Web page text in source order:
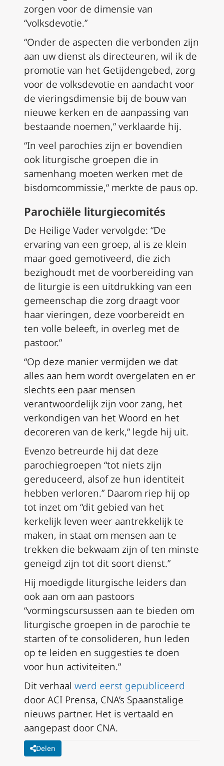
zorgen voor de dimensie van
“volksdevotie.”
“Onder de aspecten die verbonden zijn
aan uw dienst als directeuren, wil ik de
promotie van het Getijdengebed, zorg
voor de volksdevotie en aandacht voor
de vieringsdimensie bij de bouw van
nieuwe kerken en de aanpassing van
bestaande noemen,” verklaarde hij.
“In veel parochies zijn er bovendien
ook liturgische groepen die in
samenhang moeten werken met de
bisdomcommissie,” merkte de paus op.
Parochiële liturgiecomités
De Heilige Vader vervolgde: “De
ervaring van een groep, al is ze klein
maar goed gemotiveerd, die zich
bezighoudt met de voorbereiding van
de liturgie is een uitdrukking van een
gemeenschap die zorg draagt voor
haar vieringen, deze voorbereidt en
ten volle beleeft, in overleg met de
pastoor.”
“Op deze manier vermijden we dat
alles aan hem wordt overgelaten en er
slechts een paar mensen
verantwoordelijk zijn voor zang, het
verkondigen van het Woord en het
decoreren van de kerk,” legde hij uit.
Evenzo betreurde hij dat deze
parochiegroepen “tot niets zijn
gereduceerd, alsof ze hun identiteit
hebben verloren.” Daarom riep hij op
tot inzet om “dit gebied van het
kerkelijk leven weer aantrekkelijk te
maken, in staat om mensen aan te
trekken die bekwaam zijn of ten minste
geneigd zijn tot dit soort dienst.”
Hij moedigde liturgische leiders dan
ook aan om aan pastoors
“vormingscursussen aan te bieden om
liturgische groepen in de parochie te
starten of te consolideren, hun leden
op te leiden en suggesties te doen
voor hun activiteiten.”
Dit verhaal werd eerst gepubliceerd
door ACI Prensa, CNA’s Spaanstalige
nieuws partner. Het is vertaald en
aangepast door CNA.
Delen